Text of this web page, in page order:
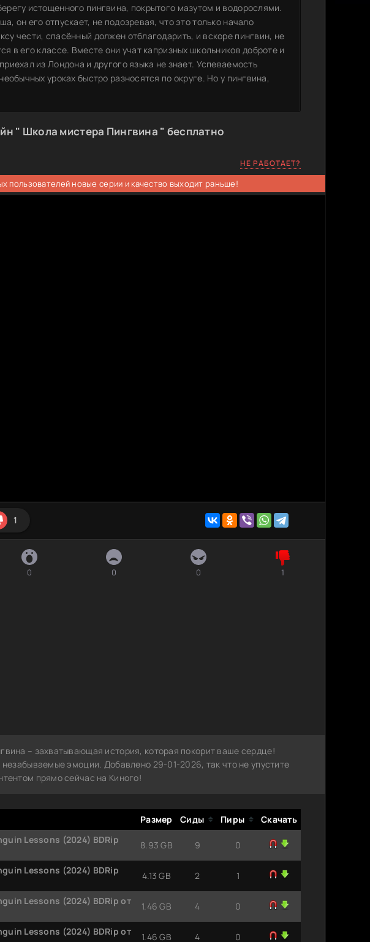
истощенного пингвина, покрытого мазутом и водорослями.
он его отпускает, не подозревая, что это только начало
чести, спасённый должен отблагодарить, и вскоре пингвин, не
в его классе. Вместе они учат капризных школьников доброте и
из Лондона и другого языка не знает. Успеваемость
уроках быстро разносятся по округе. Но у пингвина,
" Школа мистера Пингвина " бесплатно
НЕ РАБОТАЕТ?
пользователей новые серии и качество выходит раньше!
1
0 0 0 1
– захватывающая история, которая покорит ваше сердце!
эмоции. Добавлено 29-01-2026, так что не упустите
прямо сейчас на Киного!
Размер Сиды Пиры
Скачать
Lessons (2024) BDRip
8.93 GB 9 0
Lessons (2024) BDRip
4.13 GB 2 1
Lessons (2024) BDRip от
1.46 GB 4 0
Lessons (2024) BDRip от
1.46 GB 4 0